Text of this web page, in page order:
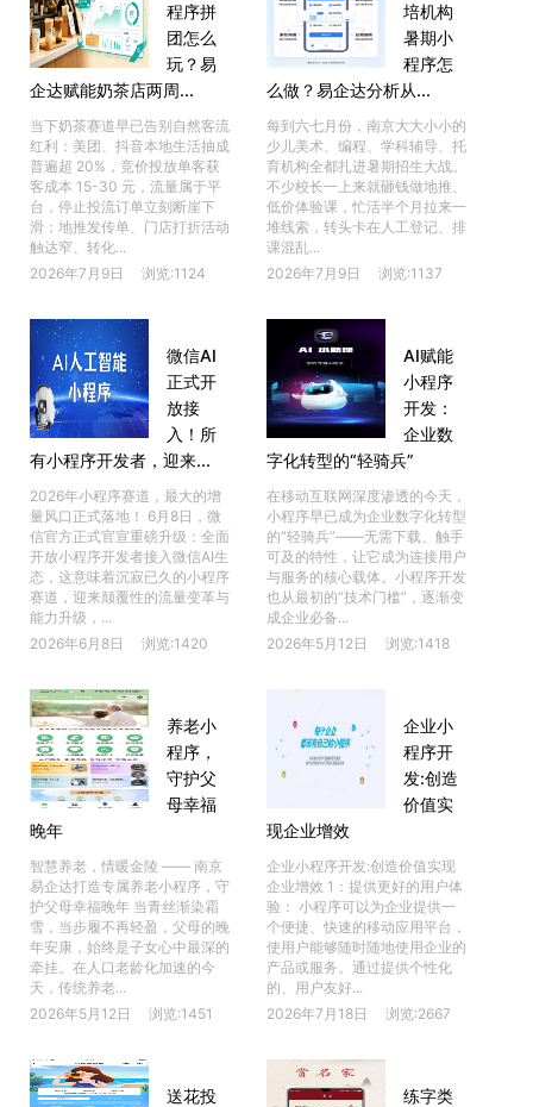
程序拼
团怎么
玩？易
企达赋能奶茶店两周...
当下奶茶赛道早已告别自然客流
红利：美团、抖音本地生活抽成
普遍超 20%，竞价投放单客获
客成本 15-30 元，流量属于平
台，停止投流订单立刻断崖下
滑；地推发传单、门店打折活动
触达窄、转化...
2026年7月9日
浏览:1124
培机构
暑期小
程序怎
么做？易企达分析从...
每到六七月份，南京大大小小的
少儿美术、编程、学科辅导、托
育机构全都扎进暑期招生大战。
不少校长一上来就砸钱做地推、
低价体验课，忙活半个月拉来一
堆线索，转头卡在人工登记、排
课混乱...
2026年7月9日
浏览:1137
微信AI
正式开
放接
入！所
有小程序开发者，迎来...
2026年小程序赛道，最大的增
量风口正式落地！ 6月8日，微
信官方正式官宣重磅升级：全面
开放小程序开发者接入微信AI生
态，这意味着沉寂已久的小程序
赛道，迎来颠覆性的流量变革与
能力升级，...
2026年6月8日
浏览:1420
AI赋能
小程序
开发：
企业数
字化转型的“轻骑兵”
在移动互联网深度渗透的今天，
小程序早已成为企业数字化转型
的“轻骑兵”——无需下载、触手
可及的特性，让它成为连接用户
与服务的核心载体。小程序开发
也从最初的“技术门槛”，逐渐变
成企业必备...
2026年5月12日
浏览:1418
养老小
程序，
守护父
母幸福
晚年
智慧养老，情暖金陵 —— 南京
易企达打造专属养老小程序，守
护父母幸福晚年 当青丝渐染霜
雪，当步履不再轻盈，父母的晚
年安康，始终是子女心中最深的
牵挂。在人口老龄化加速的今
天，传统养老...
2026年5月12日
浏览:1451
企业小
程序开
发:创造
价值实
现企业增效
企业小程序开发:创造价值实现
企业增效 1：提供更好的用户体
验： 小程序可以为企业提供一
个便捷、快速的移动应用平台，
使用户能够随时随地使用企业的
产品或服务。通过提供个性化
的、用户友好...
2026年7月18日
浏览:2667
送花投
练字类